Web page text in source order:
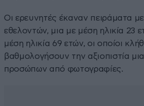
Οι ερευνητές έκαναν πειράματα
εθελοντών, μια με μέση ηλικία 23
μέση ηλικία 69 ετών, οι οποίοι
βαθμολογήσουν την αξιοπιστία
προσώπων από φωτογραφίες.